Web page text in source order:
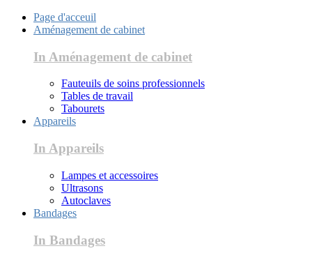
Page d'acceuil
Aménagement de cabinet
In Aménagement de cabinet
Fauteuils de soins professionnels
Tables de travail
Tabourets
Appareils
In Appareils
Lampes et accessoires
Ultrasons
Autoclaves
Bandages
In Bandages